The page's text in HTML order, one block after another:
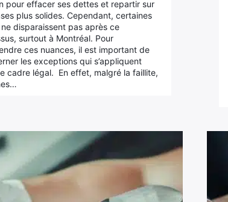
pour effacer ses dettes et repartir sur
plus solides. Cependant, certaines
disparaissent pas après ce
surtout à Montréal. Pour
ces nuances, il est important de
les exceptions qui s’appliquent
cadre légal. En effet, malgré la faillite,